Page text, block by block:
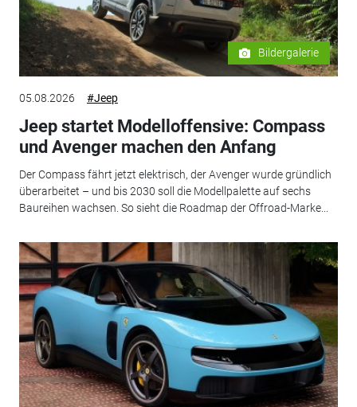
Bildergalerie
05.08.2026 #Jeep
Jeep startet Modelloffensive: Compass
und Avenger machen den Anfang
Der Compass fährt jetzt elektrisch, der Avenger wurde gründlich
überarbeitet – und bis 2030 soll die Modellpalette auf sechs
Baureihen wachsen. So sieht die Roadmap der Offroad-Marke...